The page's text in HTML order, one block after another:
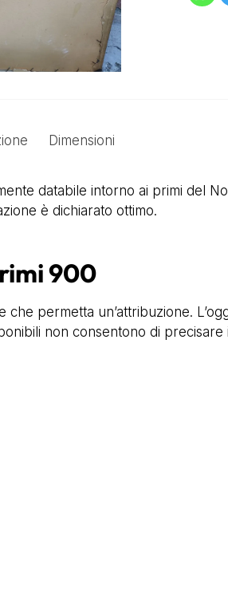
Dimensioni
databile intorno ai primi del
è dichiarato ottimo.
900
permetta un’attribuzione.
non consentono di